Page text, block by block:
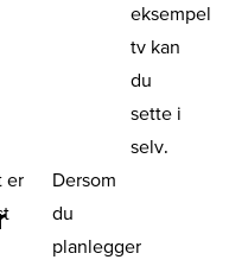
eksempel
tv kan
du
sette i
selv.
er
Dersom
du
planlegger